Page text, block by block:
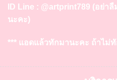
ID Line : @artprint789 (อย่าลื
นะคะ)
*** แอดแล้วทักมานะคะ ถ้าไม่